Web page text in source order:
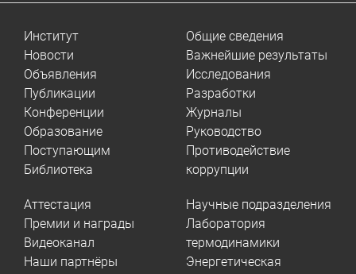
Институт
Новости
Объявления
Публикации
Конференции
Образование
Поступающим
Библиотека
Общие сведения
Важнейшие результаты
Исследования
Разработки
Журналы
Руководство
Противодействие
коррупции
Аттестация
Премии и награды
Видеоканал
Наши партнёры
Научные подразделения
Лаборатория
термодинамики
Энергетическая